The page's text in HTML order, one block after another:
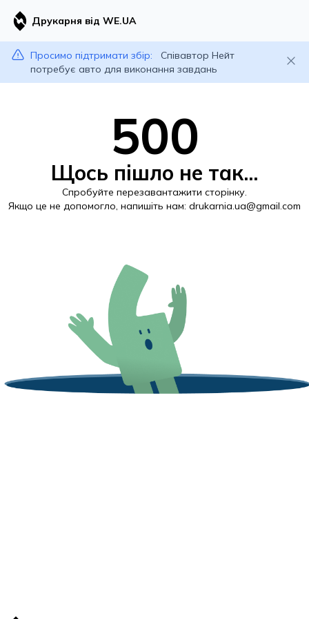
Друкарня від WE.UA
Просимо підтримати збір:
Співавтор Нейт
потребує авто для виконання завдань
500
Щось пішло не так...
Спробуйте перезавантажити сторінку.
Якщо це не допомогло, напишіть нам: drukarnia.ua@gmail.com